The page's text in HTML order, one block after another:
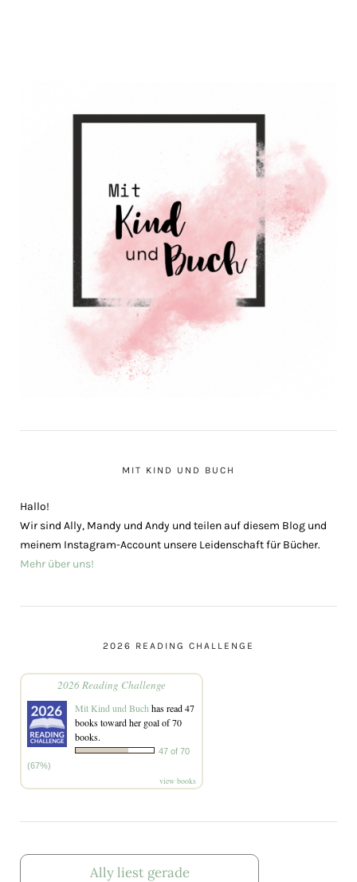
MIT KIND UND BUCH
Hallo!
Wir sind Ally, Mandy und Andy und teilen auf diesem Blog und
meinem Instagram-Account unsere Leidenschaft für Bücher.
Mehr über uns!
2026 READING CHALLENGE
2026 Reading Challenge
Mit Kind und Buch has read 47
books toward her goal of 70
books.
47 of 70
(67%)
view books
Ally liest gerade